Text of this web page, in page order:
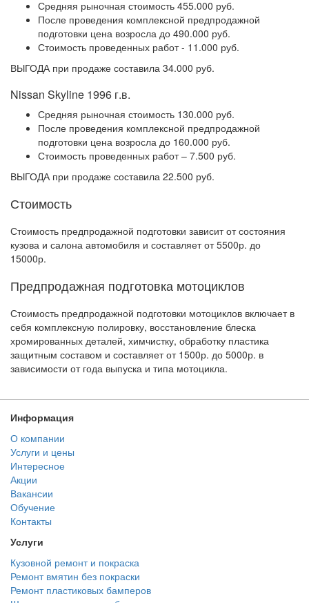
Средняя рыночная стоимость 455.000 руб.
После проведения комплексной предпродажной
подготовки цена возросла до 490.000 руб.
Стоимость проведенных работ - 11.000 руб.
ВЫГОДА при продаже составила 34.000 руб.
Nissan Skyline 1996 г.в.
Средняя рыночная стоимость 130.000 руб.
После проведения комплексной предпродажной
подготовки цена возросла до 160.000 руб.
Стоимость проведенных работ – 7.500 руб.
ВЫГОДА при продаже составила 22.500 руб.
Стоимость
Стоимость предпродажной подготовки зависит от состояния
кузова и салона автомобиля и составляет от 5500р. до
15000р.
Предпродажная подготовка мотоциклов
Стоимость предпродажной подготовки мотоциклов включает в
себя комплексную полировку, восстановление блеска
хромированных деталей, химчистку, обработку пластика
защитным составом и составляет от 1500р. до 5000р. в
зависимости от года выпуска и типа мотоцикла.
Информация
О компании
Услуги и цены
Интересное
Акции
Вакансии
Обучение
Контакты
Услуги
Кузовной ремонт и покраска
Ремонт вмятин без покраски
Ремонт пластиковых бамперов